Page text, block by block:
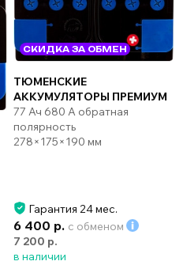
СКИДКА ЗА ОБМЕН
ТЮМЕНСКИЕ
АККУМУЛЯТОРЫ ПРЕМИУМ
77 Ач 680 А обратная
полярность
278×175×190 мм
Гарантия 24 мес.
6 400 р. с обменом
7 200 р.
в наличии